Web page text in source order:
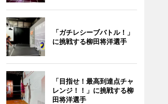
「ガチレシーブバトル！」
に挑戦する柳田将洋選手
「目指せ！最高到達点チャ
レンジ！！」に挑戦する柳
田将洋選手